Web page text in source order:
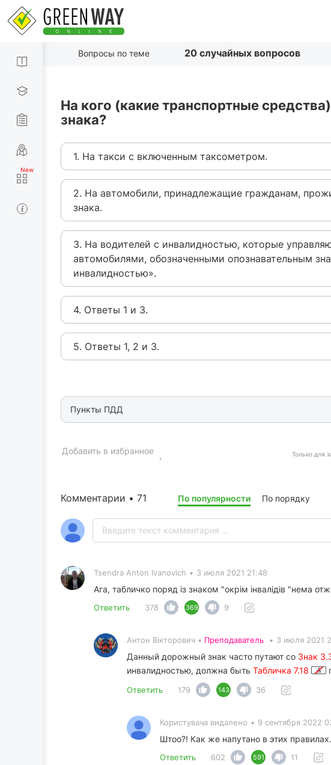
Вопросы по теме 20 случайных вопросов
На кого (какие транспортные
знака?
1. На такси с включенным таксометром.
2. На автомобили, принадлежащие гражданам,
знака.
3. На водителей с инвалидностью, которые
автомобилями, обозначенными опознавательным
инвалидностью».
4. Ответы 1 и 3.
5. Ответы 1, 2 и 3.
Пункты ПДД
Только для
Добавить в избранное
Комментарии • 71 По популярности По порядку
Tsendra Anton Ivanovich • 3 июля 2021 21:48
Ага, табличко поряд із знаком "окрім інвалідів "нема
Ответить 378 369 9
Антон Вікторович • Преподаватель • 3 июля 2021
Данный дорожный знак часто путают со Знак
инвалидностью, должна быть Табличка 7.18
Ответить 179 143 36
Користувача видалено • 9 сентября 2022
Штоо?! Как же напутано в этих
Ответить 602 591 11